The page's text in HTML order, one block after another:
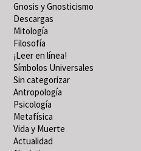
Gnosis y Gnosticismo
Descargas
Mitología
Filosofía
¡Leer en línea!
Símbolos Universales
Sin categorizar
Antropología
Psicología
Metafísica
Vida y Muerte
Actualidad